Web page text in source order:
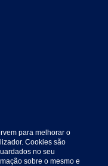
para melhorar o
Cookies são
no seu
sobre o mesmo e